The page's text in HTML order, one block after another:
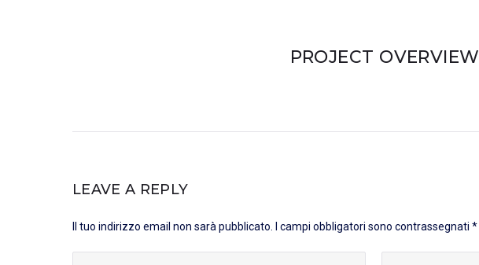
PROJECT OVERVIEW
LEAVE A REPLY
Il tuo indirizzo email non sarà pubblicato. I campi obbligatori sono contrassegnati *